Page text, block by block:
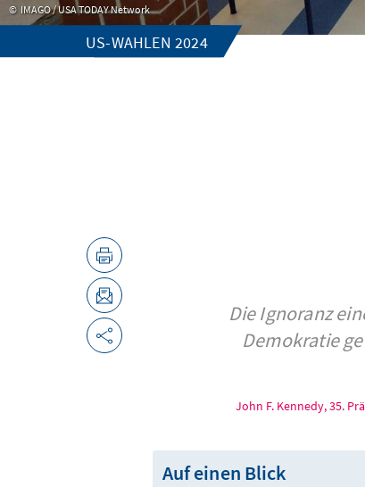
IMAGO / USA TODAY Network
US-WAHLEN 2024
Die Ignoranz
Demokratie
John F. Kennedy, 35.
Auf einen Blick